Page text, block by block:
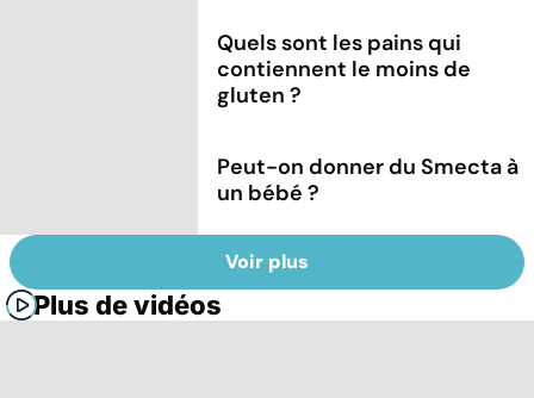
Quels sont les pains qui
contiennent le moins de
gluten ?
Peut-on donner du Smecta à
un bébé ?
Voir plus
Plus de vidéos